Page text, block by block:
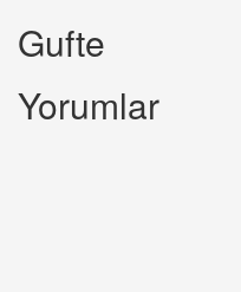
Gufte
Yorumlar